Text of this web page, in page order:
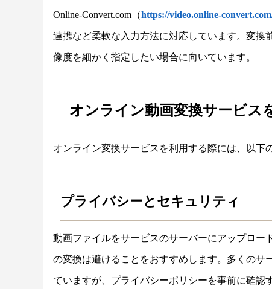
Online-Convert.com（https://video.online-
連携など柔軟な入力方法に対応しています。変
像度を細かく指定したい場合に向いています。
オンライン動画変換サービス
オンライン変換サービスを利用する際には、以下
プライバシーとセキュリティ
動画ファイルをサービスのサーバーにアップロー
の変換は避けることをおすすめします。多くのサ
ていますが、プライバシーポリシーを事前に確認